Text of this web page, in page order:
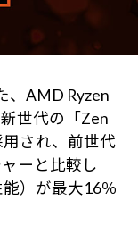
、AMD Ryzen
世代の「Zen
され、前世代
ーと比較し
）が最大16％